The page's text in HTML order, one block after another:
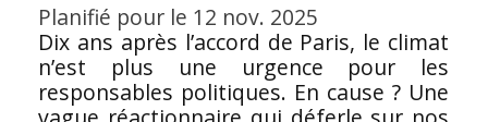
Planifié pour le 12 nov. 2025
Dix ans après l’accord de Paris, le climat
n’est plus une urgence pour les
responsables politiques. En cause ? Une